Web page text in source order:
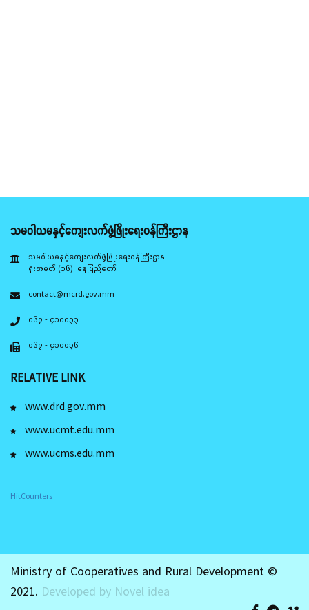
သမဝါယမနှင့်ကျေးလက်ဖွံ့ဖြိုးရေးဝန်ကြီးဌာန
သမဝါယမနှင့်ကျေးလက်ဖွံ့ဖြိုးရေးဝန်ကြီးဌာန ၊
ရုံးအမှတ် (၁၆)၊ နေပြည်တော်
contact@mcrd.gov.mm
၀၆၇ - ၄၁၀၀၃၃
၀၆၇ - ၄၁၀၀၃၆
RELATIVE LINK
www.drd.gov.mm
www.ucmt.edu.mm
www.ucms.edu.mm
HitCounters
Ministry of Cooperatives and Rural Development ©
2021. Developed by Novel idea